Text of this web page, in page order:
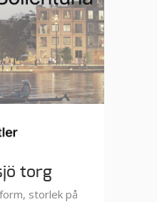
torg
storlek på